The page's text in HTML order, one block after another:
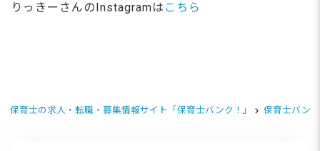
りっきーさんのInstagramは こちら
保育士の求人・転職・募集情報サイト「保育士バンク！」 保育士バン